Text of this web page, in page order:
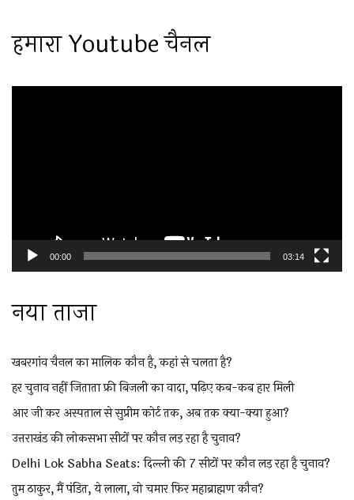
हमारा Youtube चैनल
00:00 03:14
नया ताजा
खबरगांव चैनल का मालिक कौन है, कहां से चलता है?
हर चुनाव नहीं जिताता फ्री बिजली का वादा, पढ़िए कब-कब हार मिली
आर जी कर अस्पताल से सुप्रीम कोर्ट तक, अब तक क्या-क्या हुआ?
उत्तराखंड की लोकसभा सीटों पर कौन लड़ रहा है चुनाव?
Delhi Lok Sabha Seats: दिल्ली की 7 सीटों पर कौन लड़ रहा है चुनाव?
तुम ठाकुर, मैं पंडित, ये लाला, वो चमार फिर महाब्राह्मण कौन?